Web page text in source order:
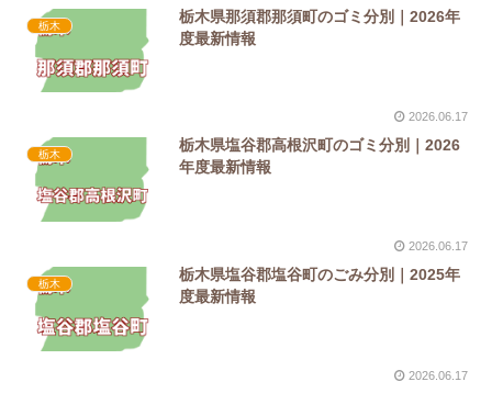
栃木
栃木県那須郡那須町のゴミ分別｜2026年
度最新情報
2026.06.17
栃木
栃木県塩谷郡高根沢町のゴミ分別｜2026
年度最新情報
2026.06.17
栃木
栃木県塩谷郡塩谷町のごみ分別｜2025年
度最新情報
2026.06.17